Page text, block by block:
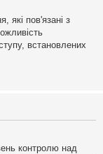
які пов'язані з
встановлених
контролю над